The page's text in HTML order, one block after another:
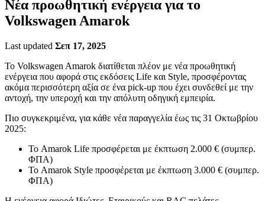
Νέα προωθητική ενέργεια για το
Volkswagen Amarok
Last updated Σεπ 17, 2025
Το Volkswagen Amarok διατίθεται πλέον με νέα προωθητική
ενέργεια που αφορά στις εκδόσεις Life και Style, προσφέροντας
ακόμα περισσότερη αξία σε ένα pick-up που έχει συνδεθεί με την
αντοχή, την υπεροχή και την απόλυτη οδηγική εμπειρία.
Πιο συγκεκριμένα, για κάθε νέα παραγγελία έως τις 31 Οκτωβρίου
2025:
Το Amarok Life προσφέρεται με έκπτωση 2.000 € (συμπερ.
ΦΠΑ)
Το Amarok Style προσφέρεται με έκπτωση 3.000 € (συμπερ.
ΦΠΑ)